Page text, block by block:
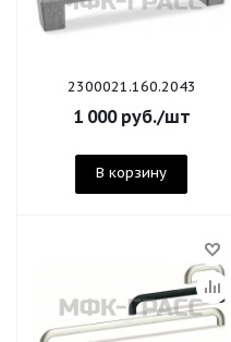
2300021.160.2043
1 000руб./шт
В корзину